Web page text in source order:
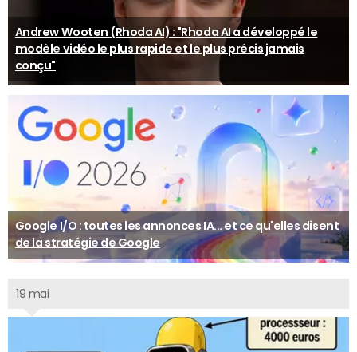
Andrew Wooten (Rhoda AI) : "Rhoda AI a développé le
modèle vidéo le plus rapide et le plus précis jamais
conçu"
Google I/O : toutes les annonces IA... et ce qu'elles disent
de la stratégie de Google
19 mai